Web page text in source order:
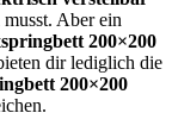
Aber ein
200×200
dir lediglich die
200×200